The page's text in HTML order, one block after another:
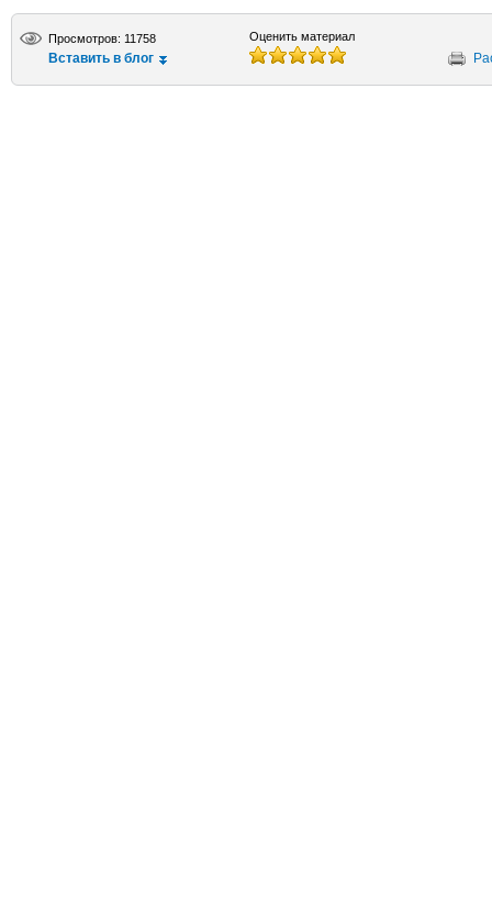
Просмотров: 11758
Вставить в блог
Оценить материал